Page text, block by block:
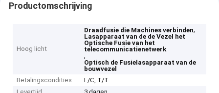
Productomschrijving
Hoog licht
Draadfusie die Machines verbinden,
Lasapparaat van de de Vezel het
Optische Fusie van het
telecommunicatienetwerk
,
Optisch de Fusielasapparaat van de
bouwvezel
Betalingscondities
L/C, T/T